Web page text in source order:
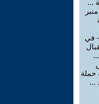
...
في
حملة
...